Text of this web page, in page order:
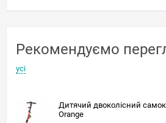
Рекомендуємо
усі
Дитячий двоколісний
Orange